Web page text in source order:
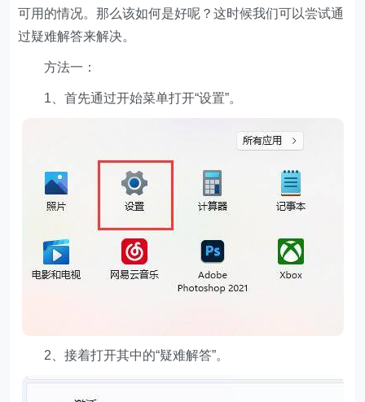
可用的情况。那么该如何是好呢？这时候我们可以尝试通
过疑难解答来解决。
方法一：
1、首先通过开始菜单打开“设置”。
2、接着打开其中的“疑难解答”。